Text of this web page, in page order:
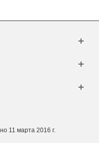
11 марта 2016 г.